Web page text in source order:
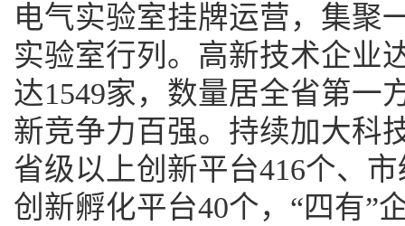
电气实验室挂牌运营，集聚
实验室行列。高新技术企业
达1549家，数量居全省第一
新竞争力百强。持续加大科
省级以上创新平台416个、
创新孵化平台40个，“四有”